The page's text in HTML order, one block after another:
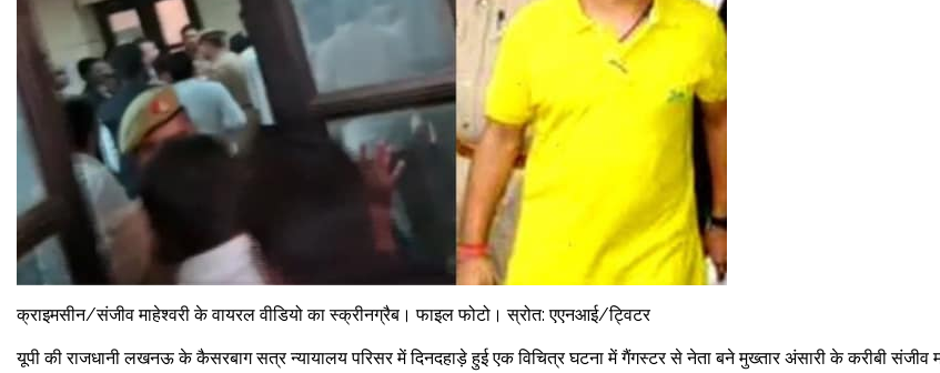
क्राइमसीन/संजीव माहेश्वरी के वायरल वीडियो का स्क्रीनग्रैब। फाइल फोटो। स्रोत: एएनआई/ट्विटर
यूपी की राजधानी लखनऊ के कैसरबाग सत्र न्यायालय परिसर में दिनदहाड़े हुई एक विचित्र घटना में गैंगस्टर से नेता बने मुख्तार अंसारी के करीबी संजीव